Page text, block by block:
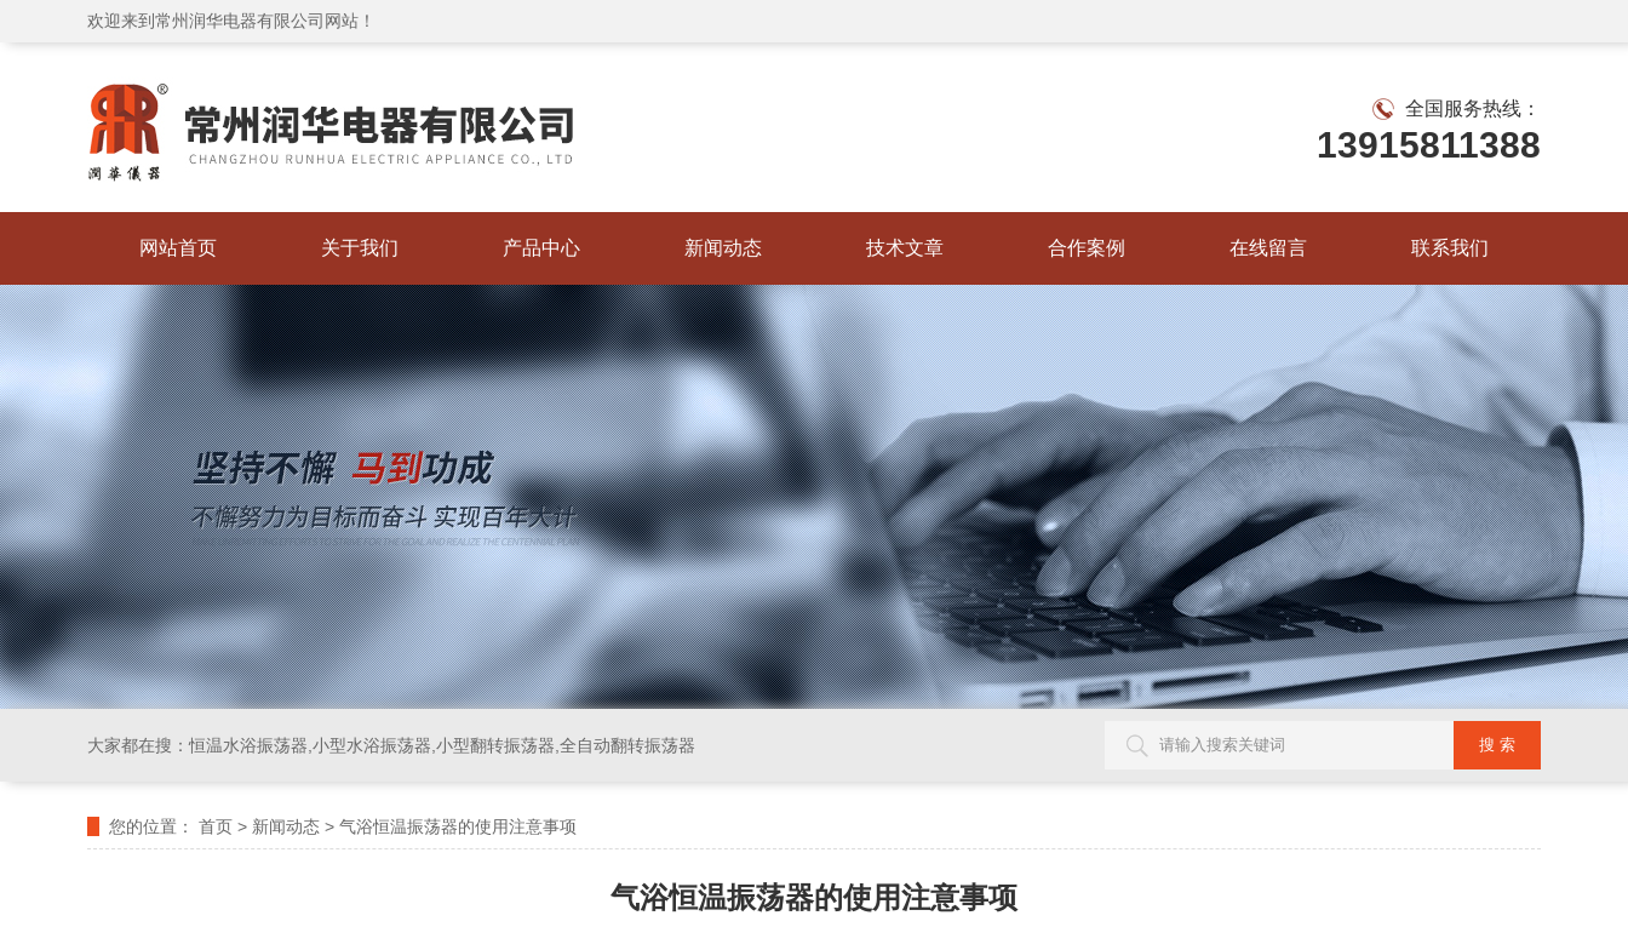
欢迎来到常州润华电器有限公司网站！
全国服务热线：
13915811388
网站首页 关于我们 产品中心 新闻动态 技术文章 合作案例 在线留言 联系我们
大家都在搜：恒温水浴振荡器,小型水浴振荡器,小型翻转振荡器,全自动翻转振荡器
您的位置： 首页 > 新闻动态 > 气浴恒温振荡器的使用注意事项
气浴恒温振荡器的使用注意事项